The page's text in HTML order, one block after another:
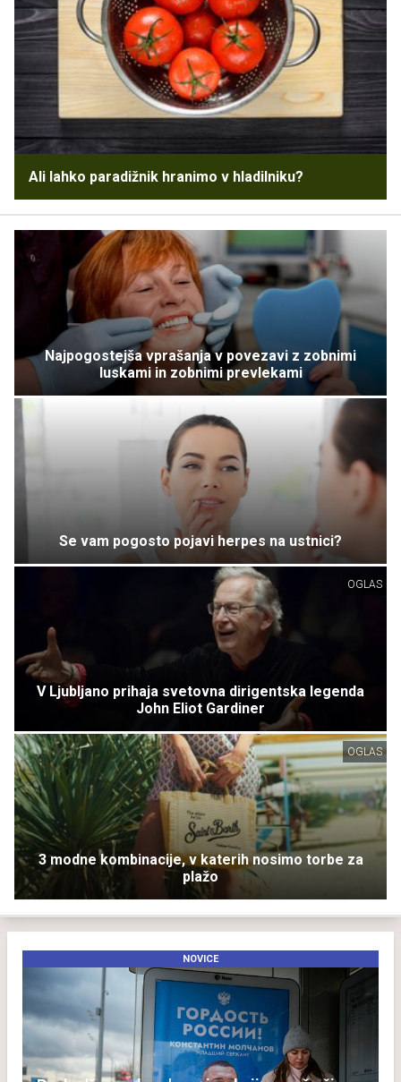
Ali lahko paradižnik hranimo v hladilniku?
Najpogostejša vprašanja v povezavi z zobnimi
luskami in zobnimi prevlekami
Se vam pogosto pojavi herpes na ustnici?
OGLAS
V Ljubljano prihaja svetovna dirigentska legenda
John Eliot Gardiner
OGLAS
3 modne kombinacije, v katerih nosimo torbe za
plažo
NOVICE